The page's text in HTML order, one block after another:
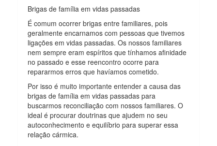
Brigas de família em vidas passadas
É comum ocorrer brigas entre familiares, pois
geralmente encarnamos com pessoas que tivemos
ligações em vidas passadas. Os nossos familiares
nem sempre eram espíritos que tínhamos afinidade
no passado e esse reencontro ocorre para
repararmos erros que havíamos cometido.
Por isso é muito importante entender a causa das
brigas de família em vidas passadas para
buscarmos reconciliação com nossos familiares. O
ideal é procurar doutrinas que ajudem no seu
autoconhecimento e equilíbrio para superar essa
relação cármica.